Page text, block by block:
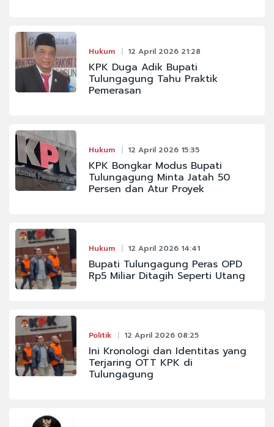
Hukum 12 April 2026 21:28
KPK Duga Adik Bupati
Tulungagung Tahu Praktik
Pemerasan
Hukum 12 April 2026 15:35
KPK Bongkar Modus Bupati
Tulungagung Minta Jatah 50
Persen dan Atur Proyek
Hukum 12 April 2026 14:41
Bupati Tulungagung Peras OPD
Rp5 Miliar Ditagih Seperti Utang
Politik 12 April 2026 08:25
Ini Kronologi dan Identitas yang
Terjaring OTT KPK di
Tulungagung